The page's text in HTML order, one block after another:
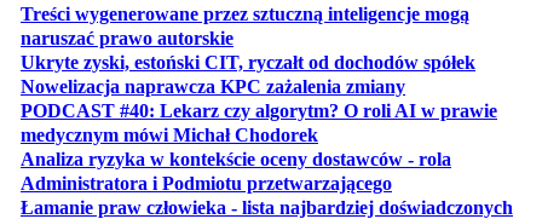
Treści wygenerowane przez sztuczną inteligencje mogą
naruszać prawo autorskieotwiera się w nowej karcie
Ukryte zyski, estoński CIT, ryczałt od dochodów spółekotwiera
Nowelizacja naprawcza KPC zażalenia zmianyotwiera się w
PODCAST #40: Lekarz czy algorytm? O roli AI w prawie
medycznym mówi Michał Chodorekotwiera się w nowej karcie
Analiza ryzyka w kontekście oceny dostawców - rola
Administratora i Podmiotu przetwarzającegootwiera się w
Łamanie praw człowieka - lista najbardziej doświadczonych